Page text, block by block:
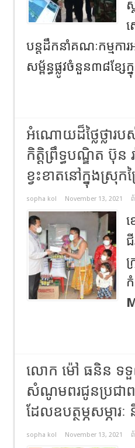
បន្តដឹកនាំគណៈកម្មការ
សម្ព័ន្ធផ្លូវចំនួន៣៨ខ្ស
អំណោយដ៏ថ្លៃថ្លារ
កិត្តិព្រឹទ្ធបណ្ឌិត ប៊ុ
ខ្វះខាតនៅក្នុងស្រុ
sopha kol November 13, 2021
លោក ម៉ៅ ធនិន ទ
សំណូមពរជូនប្រជ
ដែលឧបត្ថម្ភសម្ភារៈ
sopha kol November 13, 2021